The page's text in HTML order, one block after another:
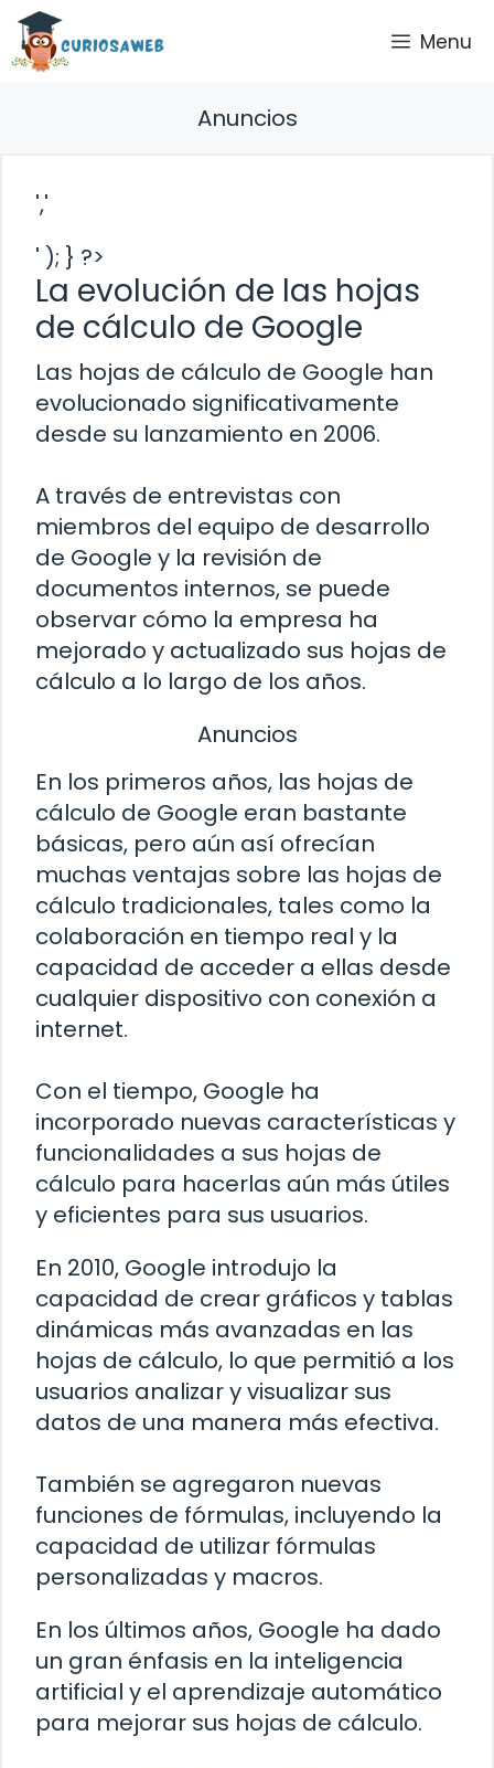
Saltar
contenido
Menu
Anuncios
','
' ); } ?>
La evolución de las hojas
de cálculo de Google
Las hojas de cálculo de Google han
evolucionado significativamente
desde su lanzamiento en 2006.
A través de entrevistas con
miembros del equipo de desarrollo
de Google y la revisión de
documentos internos, se puede
observar cómo la empresa ha
mejorado y actualizado sus hojas de
cálculo a lo largo de los años.
Anuncios
En los primeros años, las hojas de
cálculo de Google eran bastante
básicas, pero aún así ofrecían
muchas ventajas sobre las hojas de
cálculo tradicionales, tales como la
colaboración en tiempo real y la
capacidad de acceder a ellas desde
cualquier dispositivo con conexión a
internet.
Con el tiempo, Google ha
incorporado nuevas características y
funcionalidades a sus hojas de
cálculo para hacerlas aún más útiles
y eficientes para sus usuarios.
En 2010, Google introdujo la
capacidad de crear gráficos y tablas
dinámicas más avanzadas en las
hojas de cálculo, lo que permitió a los
usuarios analizar y visualizar sus
datos de una manera más efectiva.
También se agregaron nuevas
funciones de fórmulas, incluyendo la
capacidad de utilizar fórmulas
personalizadas y macros.
En los últimos años, Google ha dado
un gran énfasis en la inteligencia
artificial y el aprendizaje automático
para mejorar sus hojas de cálculo.